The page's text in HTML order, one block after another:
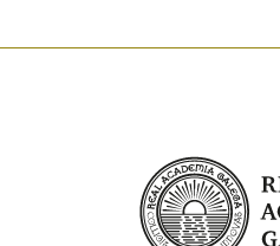
Real Academia